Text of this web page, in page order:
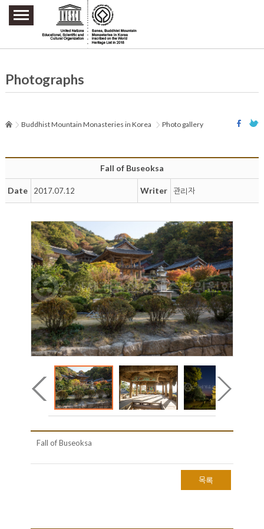
주요메뉴 바로가기
본문 바로가기
하단메뉴 바로가기
Photographs
Buddhist Mountain Monasteries in Korea Photo gallery
Fall of Buseoksa
Date 2017.07.12 Writer 관리자
Fall of Buseoksa
목록